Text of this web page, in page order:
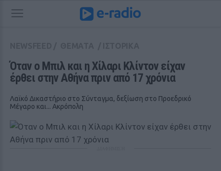
Όταν ο Μπιλ και η Χίλαρι Κλίντον είχαν
έρθει στην Αθήνα πριν από 17 χρόνια
Λαϊκό Δικαστήριο στο Σύνταγμα, δεξίωση στο Προεδρικό
Μέγαρο και... Ακρόπολη